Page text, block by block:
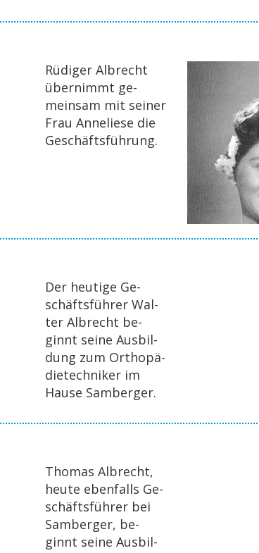
Rü­di­ger Al­brecht
über­nimmt ge­
mein­sam mit sei­ner
Frau An­ne­lie­se die
Ge­schäfts­füh­rung.
Der heu­ti­ge Ge­
schäfts­füh­rer Wal­
ter Al­brecht be­
ginnt seine Aus­bil­
dung zum Or­tho­pä­
die­tech­ni­ker im
Hause Sam­ber­ger.
Tho­mas Al­brecht,
heute eben­falls Ge­
schäfts­füh­rer bei
Sam­ber­ger, be­
ginnt seine Aus­bil­